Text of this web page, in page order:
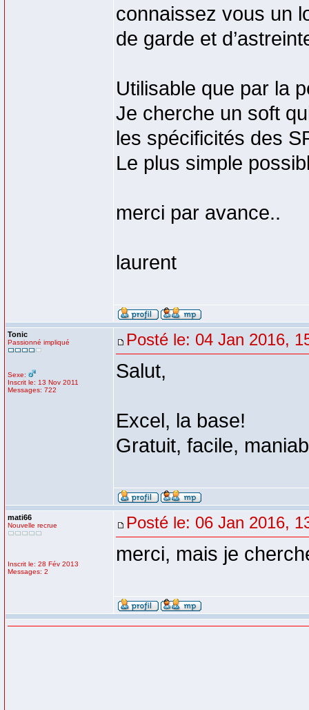
connaissez vous un
de garde et
Utilisable que par la
Je cherche un soft
les spécificités des
Le plus simple
merci par avance..
laurent
Tonic
Passionné impliqué
Sexe:
Inscrit le: 13 Nov 2011
Messages: 722
Posté le: 04 Jan 2016,
Salut,
Excel, la base!
Gratuit, facile,
mati66
Nouvelle recrue
Inscrit le: 28 Fév 2013
Messages: 2
Posté le: 06 Jan 2016,
merci, mais je